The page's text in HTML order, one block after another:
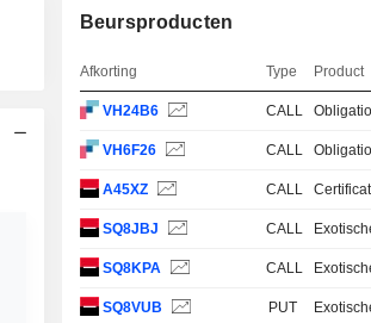
Beursproducten
Afkorting Type Product
VH24B6 CALL
VH6F26 CALL
A45XZ CALL
SQ8JBJ CALL
SQ8KPA CALL
SQ8VUB PUT